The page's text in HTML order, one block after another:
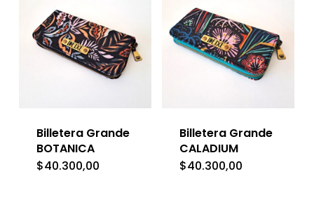
Billetera Grande
BOTANICA
$40.300,00
Billetera Grande
CALADIUM
$40.300,00